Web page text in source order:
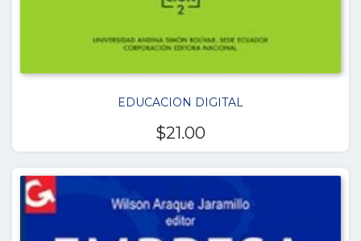
EDUCACION DIGITAL
$21.00